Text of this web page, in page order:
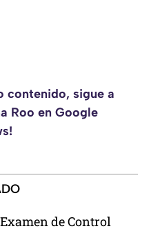
contenido, sigue a
Roo en Google
Examen de Control